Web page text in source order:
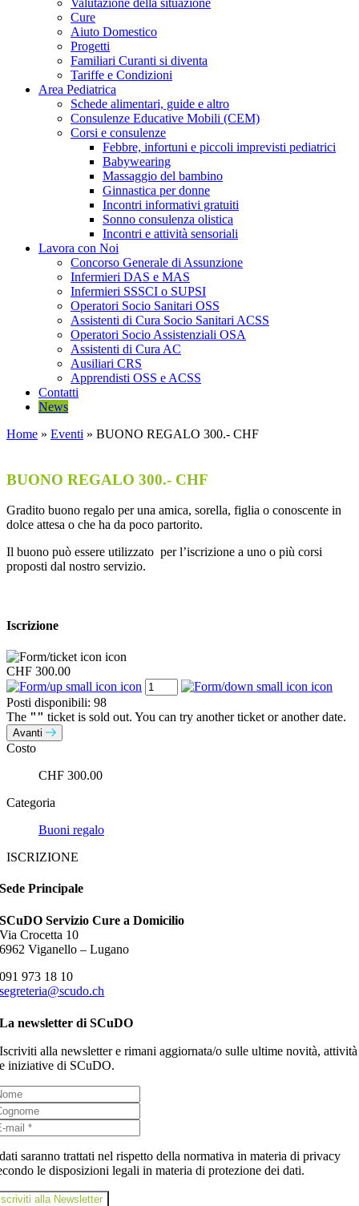
Valutazione della situazione
Cure
Aiuto Domestico
Progetti
Familiari Curanti si diventa
Tariffe e Condizioni
Area Pediatrica
Schede alimentari, guide e altro
Consulenze Educative Mobili (CEM)
Corsi e consulenze
Febbre, infortuni e piccoli imprevisti pediatrici
Babywearing
Massaggio del bambino
Ginnastica per donne
Incontri informativi gratuiti
Sonno consulenza olistica
Incontri e attività sensoriali
Lavora con Noi
Concorso Generale di Assunzione
Infermieri DAS e MAS
Infermieri SSSCI o SUPSI
Operatori Socio Sanitari OSS
Assistenti di Cura Socio Sanitari ACSS
Operatori Socio Assistenziali OSA
Assistenti di Cura AC
Ausiliari CRS
Apprendisti OSS e ACSS
Contatti
News
Home » Eventi » BUONO REGALO 300.- CHF
BUONO REGALO 300.- CHF
Gradito buono regalo per una amica, sorella, figlia o conoscente in
dolce attesa o che ha da poco partorito.
Il buono può essere utilizzato per l’iscrizione a uno o più corsi
proposti dal nostro servizio.
Iscrizione
CHF 300.00
Posti disponibili: 98
The "" ticket is sold out. You can try another ticket or another date.
Avanti
Costo
CHF 300.00
Categoria
Buoni regalo
ISCRIZIONE
Sede Principale
SCuDO Servizio Cure a Domicilio
Via Crocetta 10
6962 Viganello – Lugano
091 973 18 10
segreteria@scudo.ch
La newsletter di SCuDO
Iscriviti alla newsletter e rimani aggiornata/o sulle ultime novità, attività
e iniziative di SCuDO.
saranno trattati nel rispetto della normativa in materia di privacy
le disposizioni legali in materia di protezione dei dati.
alla Newsletter